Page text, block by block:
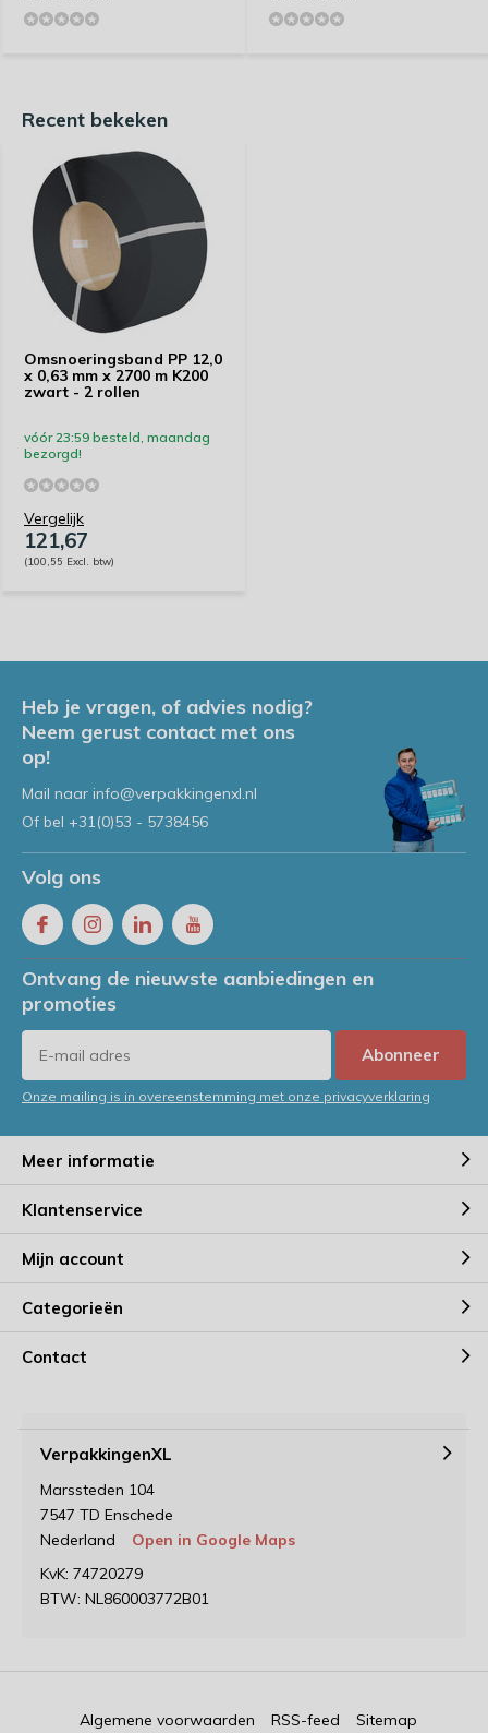
Recent bekeken
Omsnoeringsband PP 12,0
x 0,63 mm x 2700 m K200
zwart - 2 rollen
vóór 23:59 besteld, maandag
bezorgd!
Vergelijk
121,67
(100,55 Excl. btw)
Heb je vragen, of advies nodig?
Neem gerust contact met ons
op!
Mail naar info@verpakkingenxl.nl
Of bel +31(0)53 - 5738456
Volg ons
Ontvang de nieuwste aanbiedingen en
promoties
Abonneer
Onze mailing is in overeenstemming met onze privacyverklaring
Meer informatie
Klantenservice
Mijn account
Categorieën
Contact
VerpakkingenXL
Marssteden 104
7547 TD Enschede
Nederland
Open in Google Maps
KvK: 74720279
BTW: NL860003772B01
Algemene voorwaarden RSS-feed Sitemap